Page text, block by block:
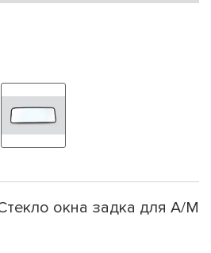
окна задка для А/М